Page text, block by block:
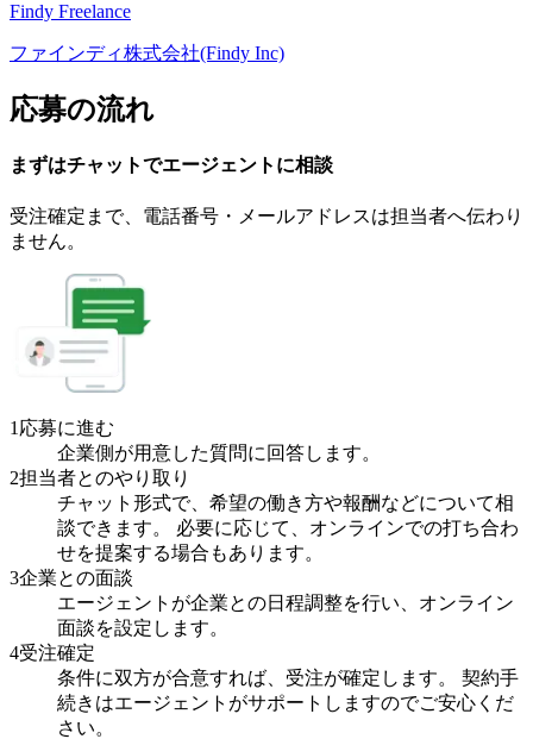
Findy Freelance
ファインディ株式会社(Findy Inc)
応募の流れ
まずはチャットでエージェント に相談
受注確定まで、 電話番号・メールアドレスは担当者へ伝わり
ません。
1 応募に進む
企業側が用意した質問に回答します。
2担当者とのやり取り
チャット形式で、希望の働き方や報酬などについて相
談できます。 必要に応じて、オンラインでの打ち合わ
せを提案する場合もあります。
3企業との面談
エージェントが企業との日程調整を行い、オンライン
面談を設定します。
4受注確定
条件に双方が合意すれば、受注が確定します。 契約手
続きはエージェントがサポートしますのでご安心くだ
さい。